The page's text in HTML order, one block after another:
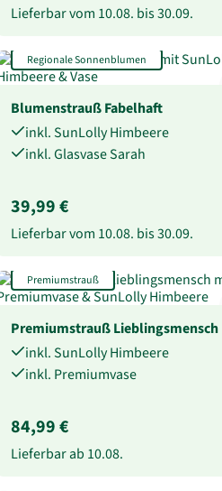
Lieferbar vom 10.08. bis30.09.
Regionale Sonnenblumen
Blumenstrauß Fabelhaft
inkl. SunLolly Himbeere
inkl. Glasvase Sarah
39,99 €
Lieferbar vom 10.08. bis30.09.
Premiumstrauß
Premiumstrauß Lieblingsmensch
inkl. SunLolly Himbeere
inkl. Premiumvase
84,99 €
Lieferbar ab 10.08.